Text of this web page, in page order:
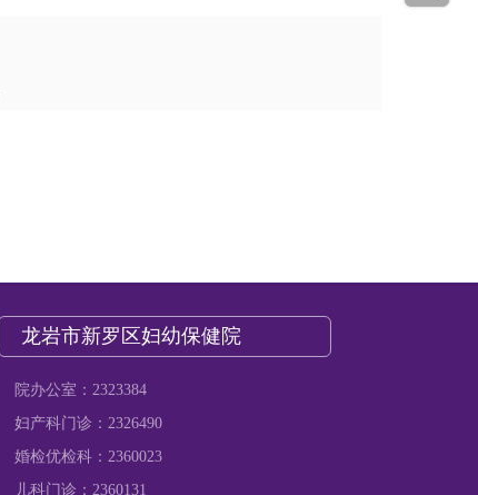
龙岩市新罗区妇幼保健院
院办公室：2323384
妇产科门诊：2326490
婚检优检科：2360023
儿科门诊：2360131